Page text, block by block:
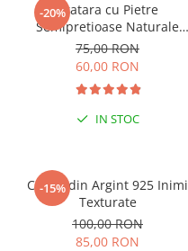
-20%Bratara cu Pietre
Semipretioase Naturale
Agat de 6mm, unisex
75,00 RON
60,00 RON
IN STOC
-15%
Cercei din Argint 925 Inimi
Texturate
100,00 RON
85,00 RON